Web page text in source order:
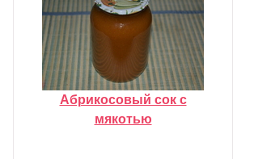
Абрикосовый сок с
мякотью